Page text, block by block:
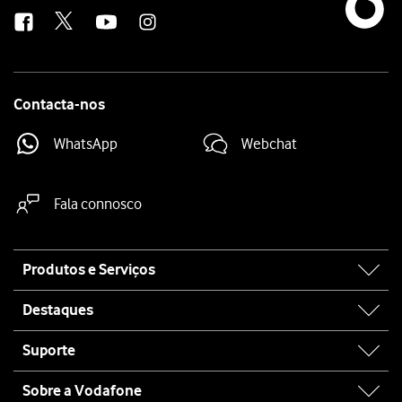
Contacta-nos
WhatsApp Webchat
Fala connosco
map
Produtos e Serviços
Destaques
Suporte
Sobre a Vodafone